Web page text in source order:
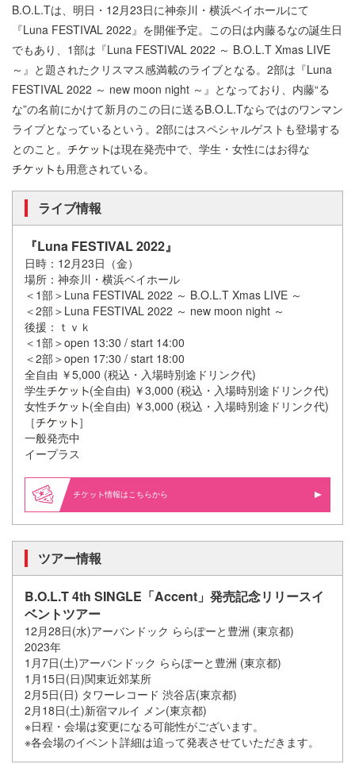
B.O.L.Tは、明日・12月23日に神奈川・横浜ベイホールにて
『Luna FESTIVAL 2022』を開催予定。この日は内藤るなの誕生日
でもあり、1部は『Luna FESTIVAL 2022 ～ B.O.L.T Xmas LIVE
～』と題されたクリスマス感満載のライブとなる。2部は『Luna
FESTIVAL 2022 ～ new moon night ～』となっており、内藤“る
な”の名前にかけて新月のこの日に送るB.O.L.Tならではのワンマン
ライブとなっているという。2部にはスペシャルゲストも登場する
とのこと。
は現在発売中で、学生・女性にはお得な
も用意されている。
ライブ情報
『Luna FESTIVAL 2022』
日時：12月23日（金）
場所：神奈川・横浜ベイホール
＜1部＞Luna FESTIVAL 2022 ～ B.O.L.T Xmas LIVE ～
＜2部＞Luna FESTIVAL 2022 ～ new moon night ～
後援：ｔｖｋ
＜1部＞open 13:30 / start 14:00
＜2部＞open 17:30 / start 18:00
全自由 ￥5,000 (税込・入場時別途ドリンク代)
学生
(全自由) ￥3,000 (税込・入場時別途ドリンク代)
女性
(全自由) ￥3,000 (税込・入場時別途ドリンク代)
［
］
一般発売中
イープラス
情報はこちらから
ツアー情報
B.O.L.T 4th SINGLE「Accent」発売記念リリースイ
ベントツアー
12月28日(水)アーバンドック ららぽーと豊洲 (東京都)
2023年
1月7日(土)アーバンドック ららぽーと豊洲 (東京都)
1月15日(日)関東近郊某所
2月5日(日) タワーレコード 渋谷店(東京都)
2月18日(土)新宿マルイ メン(東京都)
※日程・会場は変更になる可能性がございます。
※各会場のイベント詳細は追って発表させていただきます。